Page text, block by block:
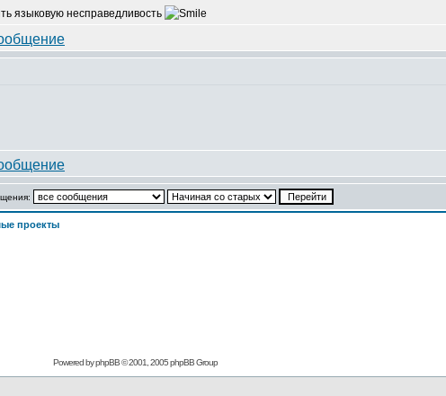
языковую несправедливость
проекты
Powered byphpBB© 2001, 2005 phpBB Group